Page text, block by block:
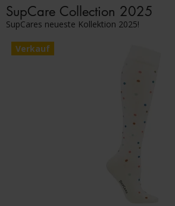
SupCare Collection 2025
SupCares neueste Kollektion 2025!
Verkauf